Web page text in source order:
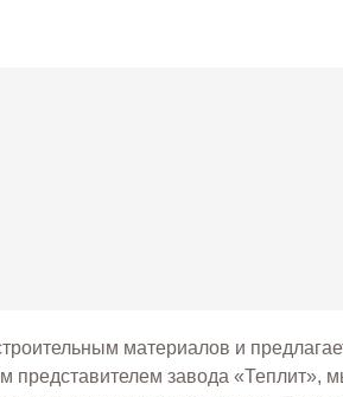
материалов и
представителем завода «Теплит»,